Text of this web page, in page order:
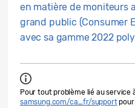
en matière de moniteurs
grand public (Consumer
avec sa gamme 2022
Pour tout problème lié au service
samsung.com/ca_fr/supportpour